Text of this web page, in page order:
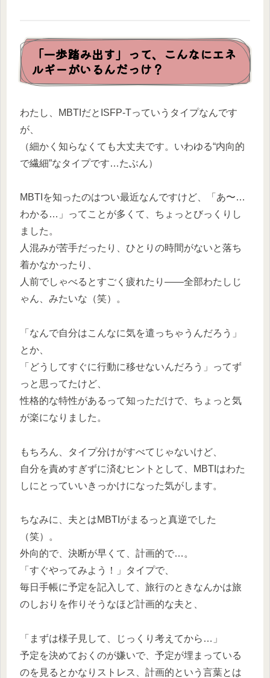
「一歩踏み出す」って、こんなにエネ
ルギーがいるんだっけ？
わたし、MBTIだとISFP-Tっていうタイプなんです
が、
（細かく知らなくても大丈夫です。いわゆる“内向的
で繊細”なタイプです…たぶん）
MBTIを知ったのはつい最近なんですけど、「あ〜…
わかる…」ってことが多くて、ちょっとびっくりし
ました。
人混みが苦手だったり、ひとりの時間がないと落ち
着かなかったり、
人前でしゃべるとすごく疲れたり――全部わたしじ
ゃん、みたいな（笑）。
「なんで自分はこんなに気を遣っちゃうんだろう」
とか、
「どうしてすぐに行動に移せないんだろう」ってず
っと思ってたけど、
性格的な特性があるって知っただけで、ちょっと気
が楽になりました。
もちろん、タイプ分けがすべてじゃないけど、
自分を責めすぎずに済むヒントとして、MBTIはわた
しにとっていいきっかけになった気がします。
ちなみに、夫とはMBTIがまるっと真逆でした
（笑）。
外向的で、決断が早くて、計画的で…。
「すぐやってみよう！」タイプで、
毎日手帳に予定を記入して、旅行のときなんかは旅
のしおりを作りそうなほど計画的な夫と、
「まずは様子見して、じっくり考えてから…」
予定を決めておくのが嫌いで、予定が埋まっている
のを見るとかなりストレス、計画的という言葉とは